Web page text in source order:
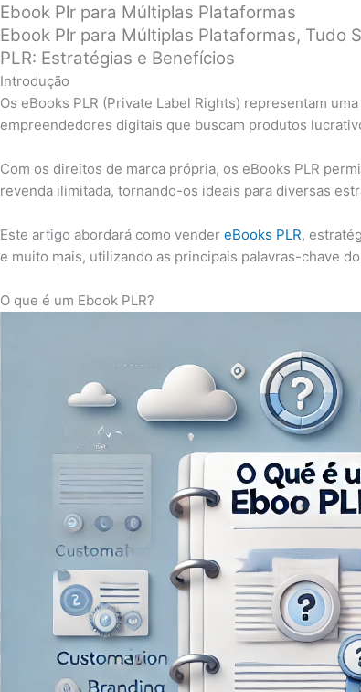
Ebook Plr para Múltiplas Plataformas
Ebook Plr para Múltiplas Plataformas, Tudo
PLR: Estratégias e Benefícios
Introdução
Os eBooks PLR (Private Label Rights) representam
empreendedores digitais que buscam produtos
Com os direitos de marca própria, os eBooks PLR
revenda ilimitada, tornando-os ideais para diversas
Este artigo abordará como vendereBooks PLR,
e muito mais, utilizando as principais palavras-chave
O que é um Ebook PLR?